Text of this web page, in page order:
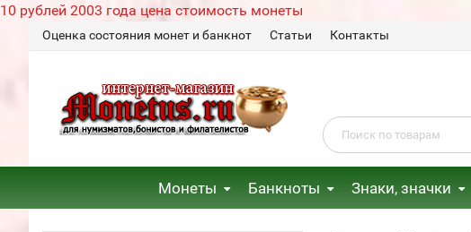
10 рублей 2003 года цена стоимость монеты
Оценка состояния монет и банкнот Статьи Контакты
Монеты Банкноты Знаки, значки